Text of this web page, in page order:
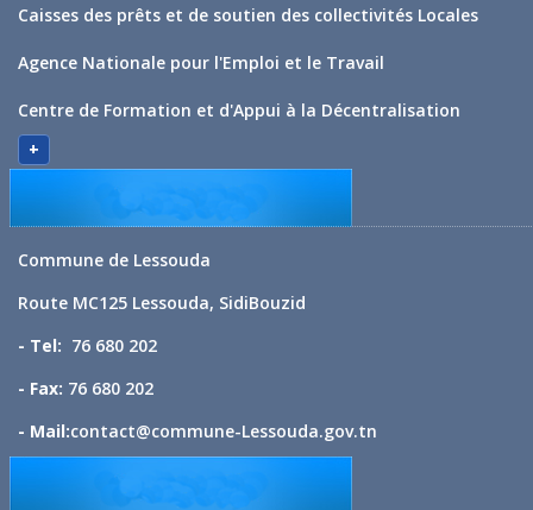
Caisses des prêts et de soutien des collectivités Locales
Agence Nationale pour l'Emploi et le Travail
Centre de Formation et d'Appui à la Décentralisation
+
Commune de Lessouda
Route MC125 Lessouda, SidiBouzid
- Tel: 76 680 202
- Fax: 76 680 202
- Mail:contact@commune-Lessouda.gov.tn